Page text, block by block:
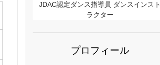
JDAC認定ダンス指導員 ダンスインスト
ラクター
プロフィール